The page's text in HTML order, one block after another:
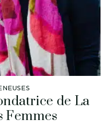
de La
Femmes